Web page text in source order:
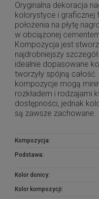
Oryginalna dekoracja
kolorystyce i graficznej
położenia na płytę
w obciążonej
Kompozycja jest
najdrobniejszy
idealnie dopasowane
tworzyły spójną
kompozycje mogą
rozkładem i rodzajami
dostępności, jednak
są zawsze zachowane.
formą wyrażenia
forma, najwyższej
prezentuje się na
Wszystkie kompozycje
Kompozycja:
Podstawa:
Kolor donicy:
Kolor kompozycji: